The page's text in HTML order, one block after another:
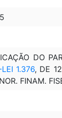
DO
1.376, DE
FINAM.